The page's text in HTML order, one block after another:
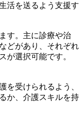
活を送るよう支援す
す。主に診療や治
どがあり、それぞれ
が選択可能です。
を受けられるよう、
か、介護スキルを持